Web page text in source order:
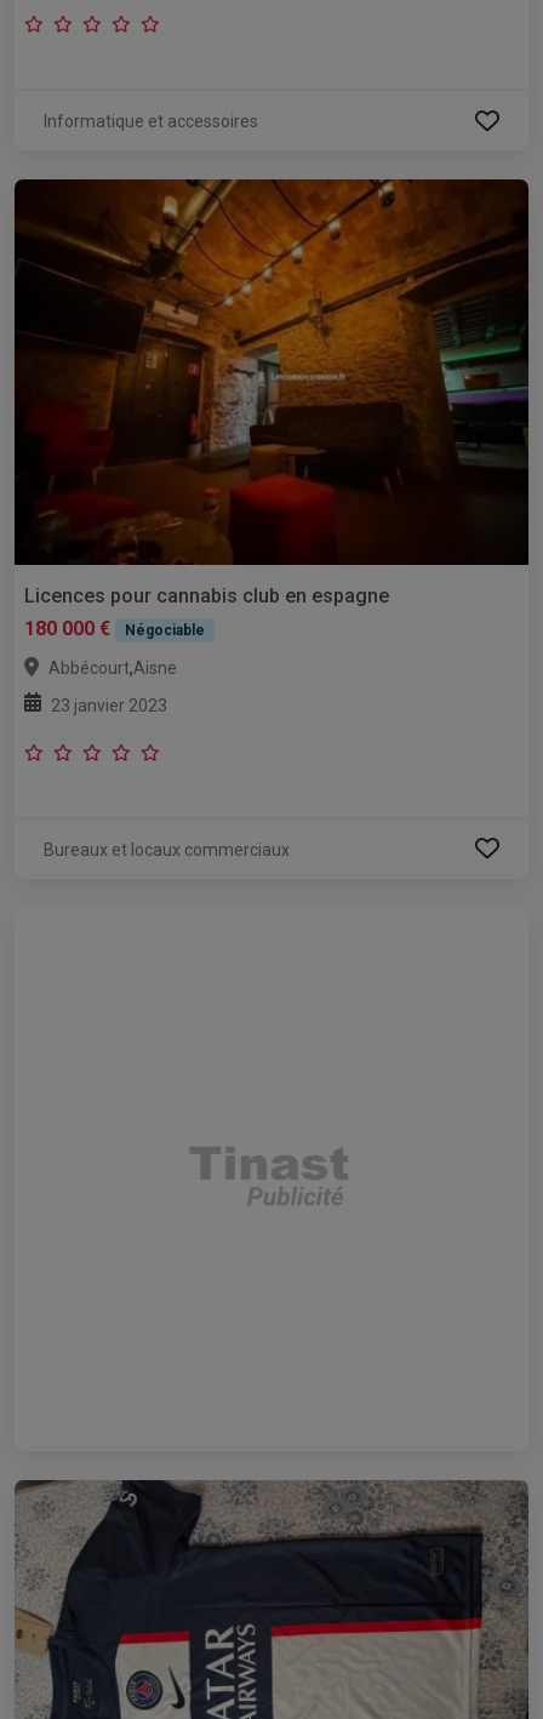
Informatique et accessoires
Licences pour cannabis club en espagne
180 000 €
Négociable
Abbécourt,Aisne
23 janvier 2023
Bureaux et locaux commerciaux